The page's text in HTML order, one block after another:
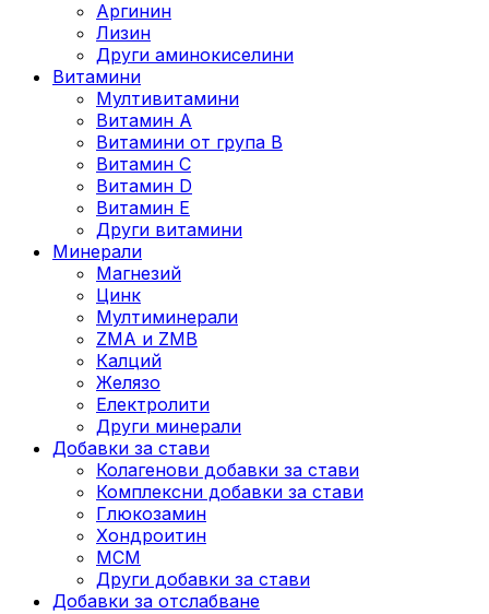
Аргинин
Лизин
Други аминокиселини
Витамини
Мултивитамини
Витамин А
Витамини от група B
Витамин C
Витамин D
Витамин E
Други витамини
Минерали
Магнезий
Цинк
Мултиминерали
ZMA и ZMB
Калций
Желязо
Електролити
Други минерали
Добавки за стави
Колагенови добавки за стави
Комплексни добавки за стави
Глюкозамин
Хондроитин
МСМ
Други добавки за стави
Добавки за отслабване